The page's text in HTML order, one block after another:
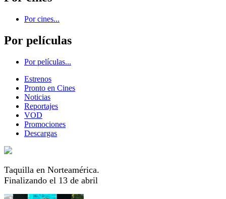
Por cines...
Por películas
Por películas...
Estrenos
Pronto en Cines
Noticias
Reportajes
VOD
Promociones
Descargas
Taquilla en Norteamérica.
Finalizando el 13 de abril